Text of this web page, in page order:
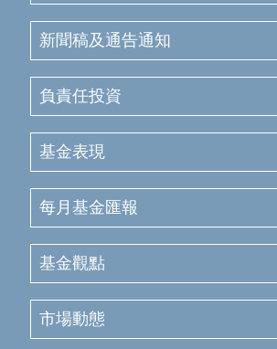
會員登記
聯絡我們
新聞稿及通告通知
負責任投資
基金表現
每月基金匯報
基金觀點
市場動態